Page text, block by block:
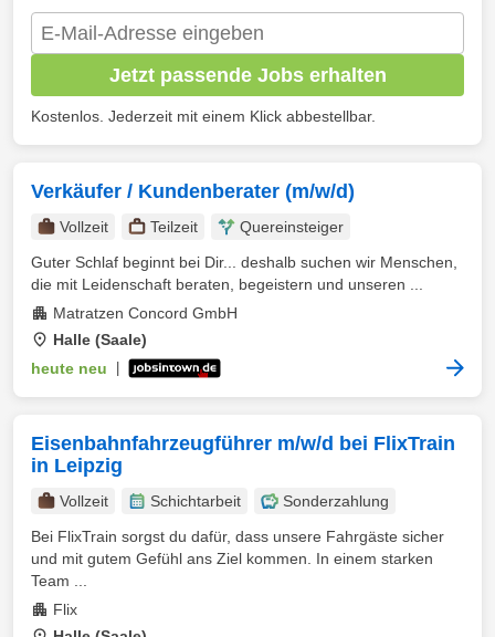
Jetzt passende Jobs erhalten
Kostenlos. Jederzeit mit einem Klick abbestellbar.
Verkäufer / Kundenberater (m/w/d)
Vollzeit Teilzeit
Quereinsteiger
Guter Schlaf beginnt bei Dir... deshalb suchen wir Menschen,
die mit Leidenschaft beraten, begeistern und unseren ...
Matratzen Concord GmbH
Halle (Saale)
heute neu
Eisenbahnfahrzeugführer m/w/d bei FlixTrain
in Leipzig
Vollzeit Schichtarbeit
Sonderzahlung
Bei FlixTrain sorgst du dafür, dass unsere Fahrgäste sicher
und mit gutem Gefühl ans Ziel kommen. In einem starken
Team ...
Flix